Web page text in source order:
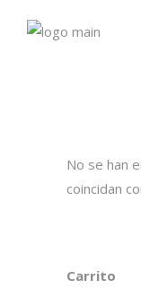
No se han
coincidan
Carrito